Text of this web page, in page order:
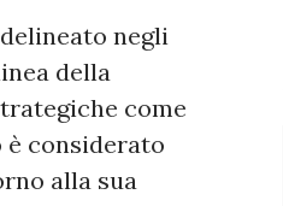
negli
della
come
è considerato
alla sua